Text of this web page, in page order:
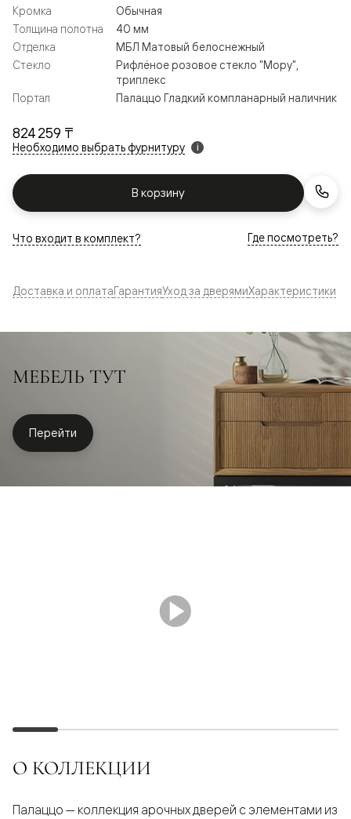
824 259 ₸
Необходимо выбрать фурнитуру i
В корзину
Кромка
Обычная
Толщина полотна
40 мм
Отделка
МБЛ Матовый белоснежный
Стекло
Рифлёное розовое стекло "Мору",
триплекс
Портал
Палаццо Гладкий компланарный наличник
Что входит в комплект? Где посмотреть?
Доставка и оплатаГарантияУход за дверямиХарактеристики
МЕБЕЛЬ ТУТ
Перейти
О КОЛЛЕКЦИИ
Палаццо — коллекция арочных дверей с элементами из